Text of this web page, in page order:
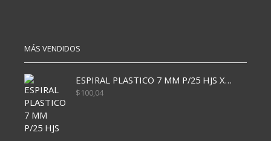
MÁS VENDIDOS
ESPIRAL PLASTICO 7 MM P/25 HJS X50x3000
$100,04